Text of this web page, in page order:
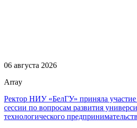
06 августа 2026
Array
Ректор НИУ «БелГУ» приняла участие
сессии по вопросам развития
технологического